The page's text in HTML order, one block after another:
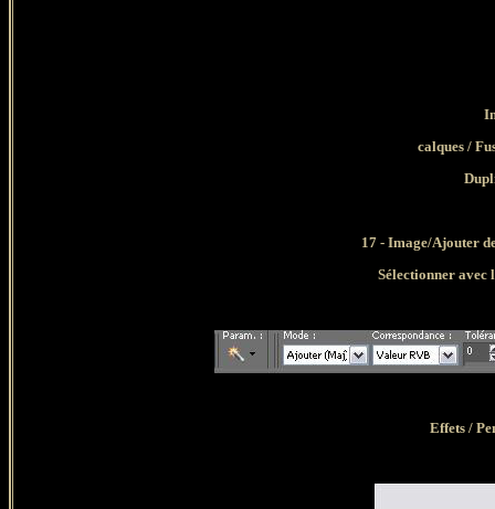
calques /
17 - Image/Ajouter
Sélectionner avec
Effets /